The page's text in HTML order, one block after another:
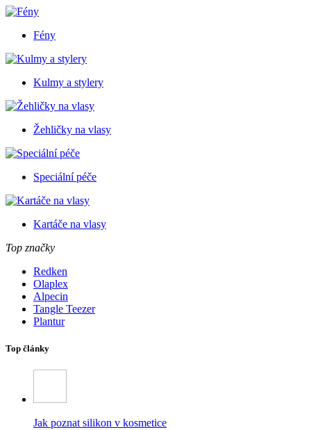
Fény
Kulmy a stylery
Žehličky na vlasy
Speciální péče
Kartáče na vlasy
Top značky
Redken
Olaplex
Alpecin
Tangle Teezer
Plantur
Top články
Jak poznat silikon v kosmetice